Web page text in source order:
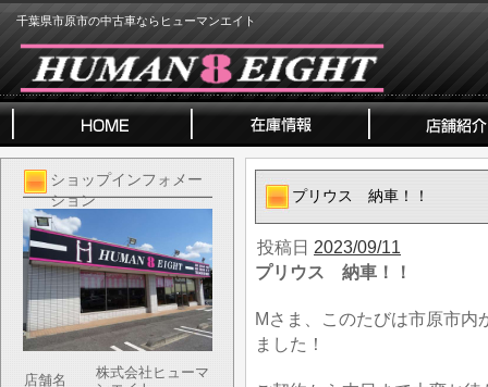
千葉県市原市の中古車ならヒューマンエイト
ショップインフォメー
ション
店舗名
株式会社ヒューマ
プリウス 納車！！
投稿日 2023/09/11
プリウス 納車！！
Mさま、このたびは市原市内
ました！